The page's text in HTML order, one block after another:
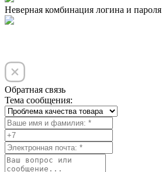
Неверная комбинация логина и пароля
Обратная связь
Тема сообщения: